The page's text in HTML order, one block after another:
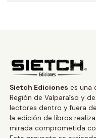
Sietch Ediciones es una
Región de Valparaíso y
lectores dentro y fuera
la edición de libros
mirada comprometida